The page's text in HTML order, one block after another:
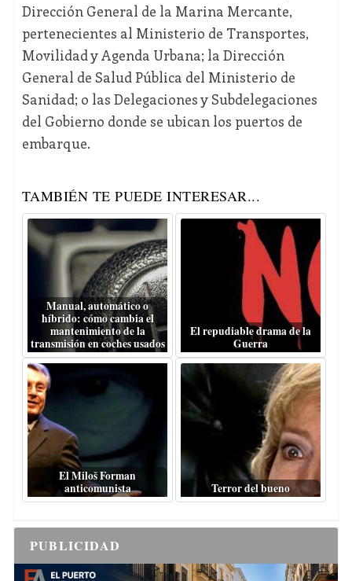
Dirección General de la Marina Mercante,
pertenecientes al Ministerio de Transportes,
Movilidad y Agenda Urbana; la Dirección
General de Salud Pública del Ministerio de
Sanidad; o las Delegaciones y Subdelegaciones
del Gobierno donde se ubican los puertos de
embarque.
TAMBIÉN TE PUEDE INTERESAR...
Manual, automático o
híbrido: cómo cambia el
mantenimiento de la
transmisión en coches usados
El repudiable drama de la
Guerra
El Miloš Forman
anticomunista
Terror del bueno
PUBLICIDAD